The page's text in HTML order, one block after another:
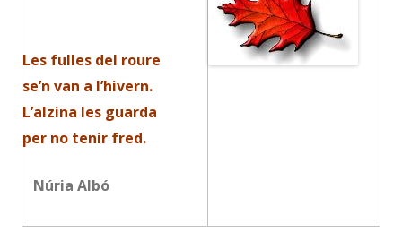
Les fulles del roure
se’n van a l’hivern.
L’alzina les guarda
per no tenir fred.
Núria Albó